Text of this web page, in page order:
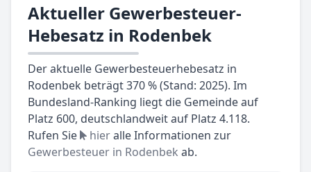
Aktueller Gewerbesteuer-
Hebesatz in Rodenbek
Der aktuelle Gewerbesteuerhebesatz in
Rodenbek beträgt 370 % (Stand: 2025). Im
Bundesland-Ranking liegt die Gemeinde auf
Platz 600, deutschlandweit auf Platz 4.118.
Rufen Sie
hieralle Informationen zur
Gewerbesteuer in Rodenbek ab.